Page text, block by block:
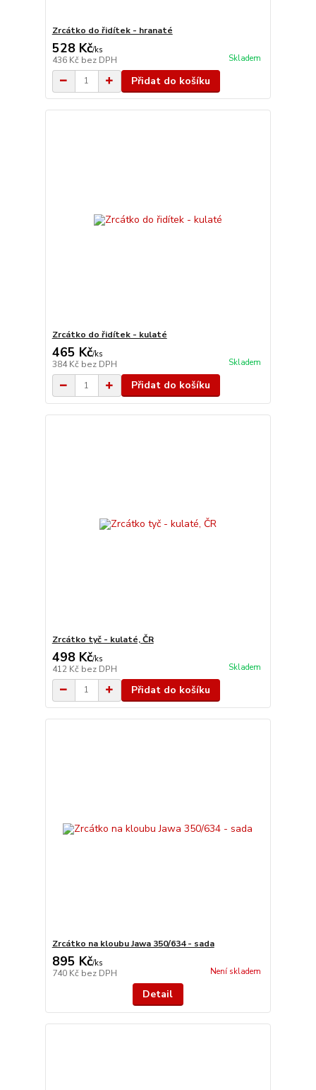
Zrcátko do řidítek - hranaté
528 Kč/ks
436 Kč bez DPH Skladem
Přidat do košíku
Zrcátko do řidítek - kulaté
465 Kč/ks
384 Kč bez DPH Skladem
Přidat do košíku
Zrcátko tyč - kulaté, ČR
498 Kč/ks
412 Kč bez DPH Skladem
Přidat do košíku
Zrcátko na kloubu Jawa 350/634 - sada
895 Kč/ks
740 Kč bez DPH Není skladem
Detail